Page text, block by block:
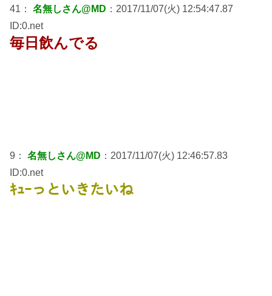
41： 名無しさん@MD ：2017/11/07(火) 12:54:47.87
ID:0.net
毎日飲んでる
9： 名無しさん@MD ：2017/11/07(火) 12:46:57.83
ID:0.net
ｷｭｰっといきたいね